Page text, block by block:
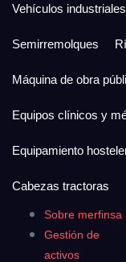
Sobre merfinsa
Gestión de
activos
Vehículos industriales
Semirremolques
Máquina de obra
Equipos clínicos y
Equipamiento
Cabezas tractoras